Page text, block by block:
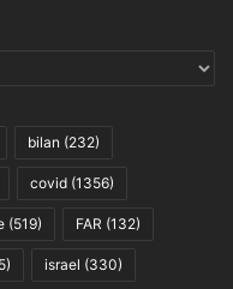
bilan (232)
covid (1356)
(519) FAR (132)
israel (330)